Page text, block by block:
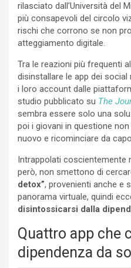
rilasciato dall’Università del
più consapevoli del circolo
rischi che corrono se non
atteggiamento digitale.
Tra le reazioni più frequenti
disinstallare le app dei
i loro account dalle
studio pubblicato su The
sembra essere solo una
poi i giovani in questione
nuovo e ricominciare da
Intrappolati coscientemente
però, non smettono di
detox”, provenienti anche e
panorama virtuale, quindi
disintossicarsi dalla
Quattro app che
dipendenza da